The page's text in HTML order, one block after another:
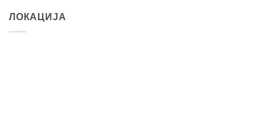
ЛОКАЦИЈА